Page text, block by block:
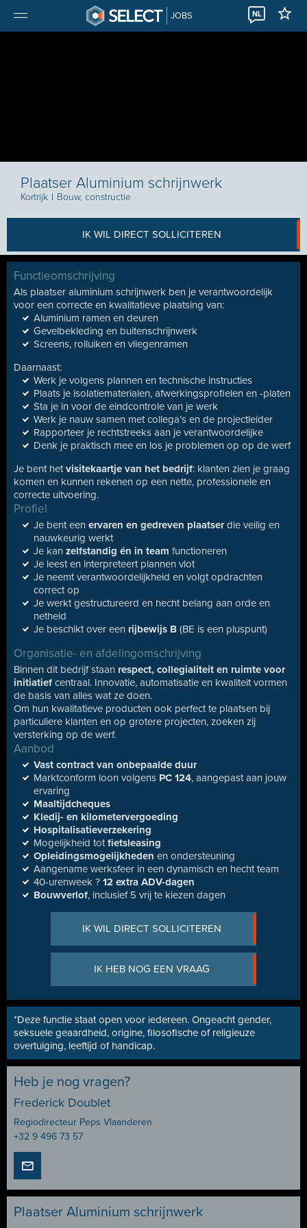
JOBS NL
Plaatser Aluminium schrijnwerk
Kortrijk I Bouw, constructie
IK WIL DIRECT SOLLICITEREN
Functieomschrijving
Als plaatser aluminium schrijnwerk ben je verantwoordelijk
voor een correcte en kwalitatieve plaatsing van:
Aluminium ramen en deuren
Gevelbekleding en buitenschrijnwerk
Screens, rolluiken en vliegenramen
Daarnaast:
Werk je volgens plannen en technische instructies
Plaats je isolatiematerialen, afwerkingsprofielen en -platen
Sta je in voor de eindcontrole van je werk
Werk je nauw samen met collega’s en de projectleider
Rapporteer je rechtstreeks aan je verantwoordelijke
Denk je praktisch mee en los je problemen op op de werf
Je bent hetvisitekaartje van het bedrijf: klanten zien je graag
komen en kunnen rekenen op een nette, professionele en
correcte uitvoering.
Profiel
Je bent een ervaren en gedreven plaatserdie veilig en
nauwkeurig werkt
Je kan zelfstandig én in team functioneren
Je leest en interpreteert plannen vlot
Je neemt verantwoordelijkheid en volgt opdrachten
correct op
Je werkt gestructureerd en hecht belang aan orde en
netheid
Je beschikt over een rijbewijs B (BE is een pluspunt)
Organisatie- en afdelingomschrijving
Binnen dit bedrijf staan respect, collegialiteit en ruimte voor
initiatief centraal. Innovatie, automatisatie en kwaliteit vormen
de basis van alles wat ze doen.
Om hun kwalitatieve producten ook perfect te plaatsen bij
particuliere klanten en op grotere projecten, zoeken zij
versterking op de werf.
Aanbod
Vast contract van onbepaalde duur
Marktconform loon volgens PC 124, aangepast aan jouw
ervaring
Maaltijdcheques
Kledij- en kilometervergoeding
Hospitalisatieverzekering
Mogelijkheid totfietsleasing
Opleidingsmogelijkheden en ondersteuning
Aangename werksfeer in een dynamisch en hecht team
40-urenweek ? 12 extra ADV-dagen
Bouwverlof, inclusief 5 vrij te kiezen dagen
IK WIL DIRECT SOLLICITEREN
IK HEB NOG EEN VRAAG
*Deze functie staat open voor iedereen. Ongeacht gender,
seksuele geaardheid, origine, filosofische of religieuze
overtuiging, leeftijd of handicap.
Heb je nog vragen?
Frederick Doublet
Regiodirecteur Peps Vlaanderen
+32 9 496 73 57
Plaatser Aluminium schrijnwerk